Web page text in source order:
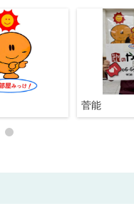
菅能